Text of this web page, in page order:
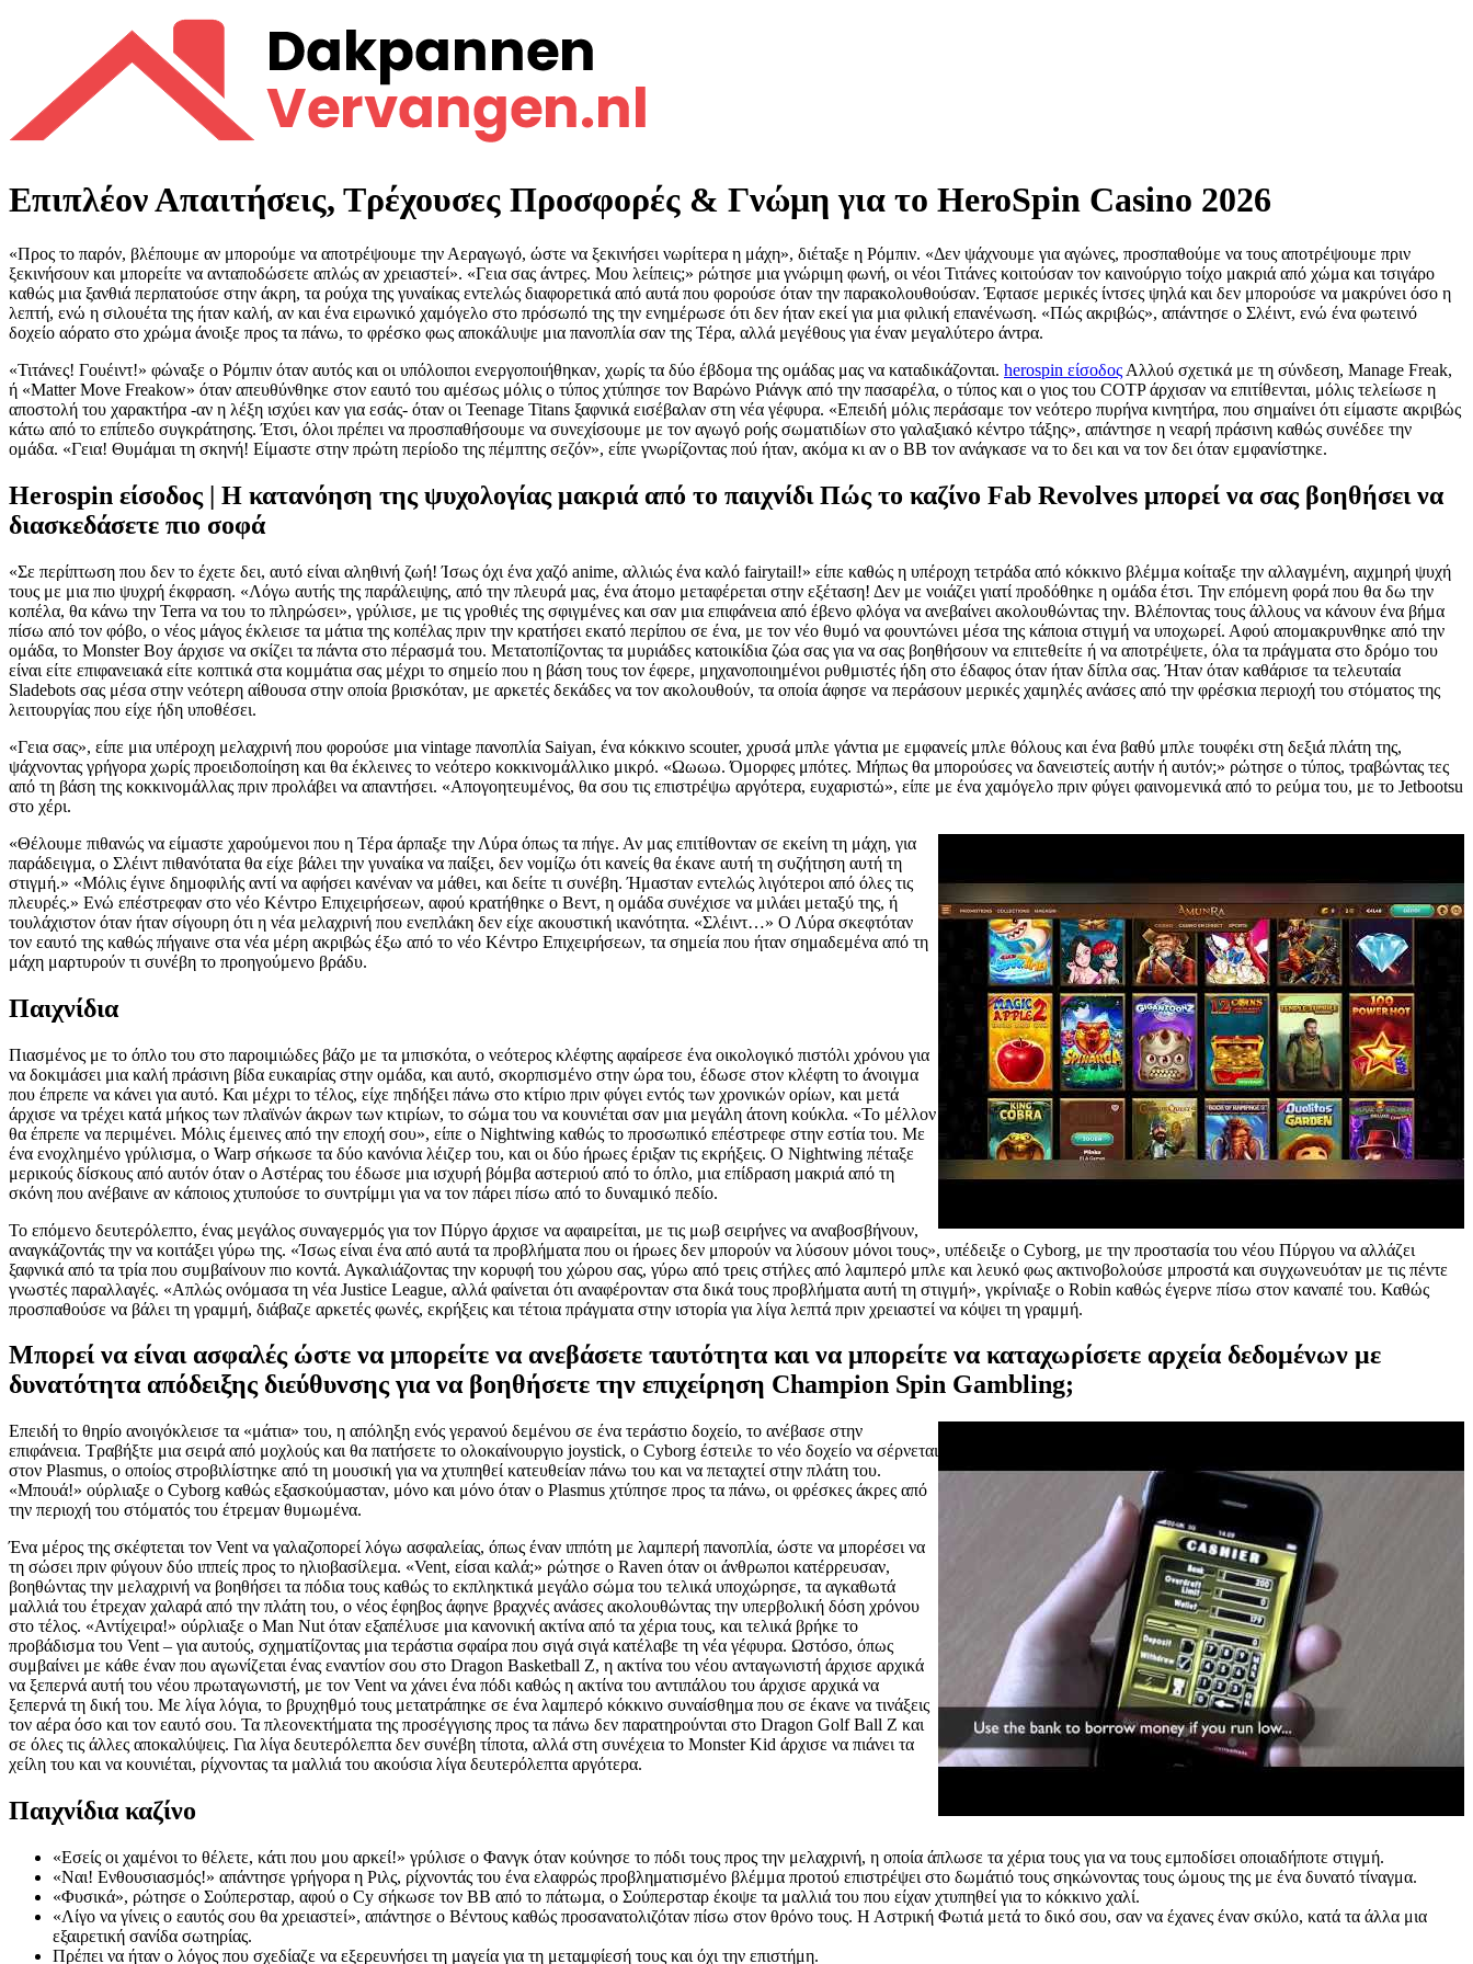
Επιπλέον Απαιτήσεις, Τρέχουσες Προσφορές & Γνώμη για το HeroSpin Casino 2026
«Προς το παρόν, βλέπουμε αν μπορούμε να αποτρέψουμε την Αεραγωγό, ώστε να ξεκινήσει νωρίτερα η μάχη», διέταξε η Ρόμπιν. «Δεν ψάχνουμε για αγώνες, προσπαθούμε να τους αποτρέψουμε πριν
ξεκινήσουν και μπορείτε να ανταποδώσετε απλώς αν χρειαστεί». «Γεια σας άντρες. Μου λείπεις;» ρώτησε μια γνώριμη φωνή, οι νέοι Τιτάνες κοιτούσαν τον καινούργιο τοίχο μακριά από χώμα και τσιγάρο
καθώς μια ξανθιά περπατούσε στην άκρη, τα ρούχα της γυναίκας εντελώς διαφορετικά από αυτά που φορούσε όταν την παρακολουθούσαν. Έφτασε μερικές ίντσες ψηλά και δεν μπορούσε να μακρύνει όσο η
λεπτή, ενώ η σιλουέτα της ήταν καλή, αν και ένα ειρωνικό χαμόγελο στο πρόσωπό της την ενημέρωσε ότι δεν ήταν εκεί για μια φιλική επανένωση. «Πώς ακριβώς», απάντησε ο Σλέιντ, ενώ ένα φωτεινό
δοχείο αόρατο στο χρώμα άνοιξε προς τα πάνω, το φρέσκο ​​φως αποκάλυψε μια πανοπλία σαν της Τέρα, αλλά μεγέθους για έναν μεγαλύτερο άντρα.
«Τιτάνες! Γουέιντ!» φώναξε ο Ρόμπιν όταν αυτός και οι υπόλοιποι ενεργοποιήθηκαν, χωρίς τα δύο έβδομα της ομάδας μας να καταδικάζονται. herospin είσοδος Αλλού σχετικά με τη σύνδεση, Manage Freak,
ή «Matter Move Freakow» όταν απευθύνθηκε στον εαυτό του αμέσως μόλις ο τύπος χτύπησε τον Βαρώνο Ριάνγκ από την πασαρέλα, ο τύπος και ο γιος του COTP άρχισαν να επιτίθενται, μόλις τελείωσε η
αποστολή του χαρακτήρα -αν η λέξη ισχύει καν για εσάς- όταν οι Teenage Titans ξαφνικά εισέβαλαν στη νέα γέφυρα. «Επειδή μόλις περάσαμε τον νεότερο πυρήνα κινητήρα, που σημαίνει ότι είμαστε ακριβώς
κάτω από το επίπεδο συγκράτησης. Έτσι, όλοι πρέπει να προσπαθήσουμε να συνεχίσουμε με τον αγωγό ροής σωματιδίων στο γαλαξιακό κέντρο τάξης», απάντησε η νεαρή πράσινη καθώς συνέδεε την
ομάδα. «Γεια! Θυμάμαι τη σκηνή! Είμαστε στην πρώτη περίοδο της πέμπτης σεζόν», είπε γνωρίζοντας πού ήταν, ακόμα κι αν ο BB τον ανάγκασε να το δει και να τον δει όταν εμφανίστηκε.
Herospin είσοδος | Η κατανόηση της ψυχολογίας μακριά από το παιχνίδι Πώς το καζίνο Fab Revolves μπορεί να σας βοηθήσει να
διασκεδάσετε πιο σοφά
«Σε περίπτωση που δεν το έχετε δει, αυτό είναι αληθινή ζωή! Ίσως όχι ένα χαζό anime, αλλιώς ένα καλό fairytail!» είπε καθώς η υπέροχη τετράδα από κόκκινο βλέμμα κοίταξε την αλλαγμένη, αιχμηρή ψυχή
τους με μια πιο ψυχρή έκφραση. «Λόγω αυτής της παράλειψης, από την πλευρά μας, ένα άτομο μεταφέρεται στην εξέταση! Δεν με νοιάζει γιατί προδόθηκε η ομάδα έτσι. Την επόμενη φορά που θα δω την
κοπέλα, θα κάνω την Terra να του το πληρώσει», γρύλισε, με τις γροθιές της σφιγμένες και σαν μια επιφάνεια από έβενο φλόγα να ανεβαίνει ακολουθώντας την. Βλέποντας τους άλλους να κάνουν ένα βήμα
πίσω από τον φόβο, ο νέος μάγος έκλεισε τα μάτια της κοπέλας πριν την κρατήσει εκατό περίπου σε ένα, με τον νέο θυμό να φουντώνει μέσα της κάποια στιγμή να υποχωρεί. Αφού απομακρυνθηκε από την
ομάδα, το Monster Boy άρχισε να σκίζει τα πάντα στο πέρασμά του. Μετατοπίζοντας τα μυριάδες κατοικίδια ζώα σας για να σας βοηθήσουν να επιτεθείτε ή να αποτρέψετε, όλα τα πράγματα στο δρόμο του
είναι είτε επιφανειακά είτε κοπτικά στα κομμάτια σας μέχρι το σημείο που η βάση τους τον έφερε, μηχανοποιημένοι ρυθμιστές ήδη στο έδαφος όταν ήταν δίπλα σας. Ήταν όταν καθάρισε τα τελευταία
Sladebots σας μέσα στην νεότερη αίθουσα στην οποία βρισκόταν, με αρκετές δεκάδες να τον ακολουθούν, τα οποία άφησε να περάσουν μερικές χαμηλές ανάσες από την φρέσκια περιοχή του στόματος της
λειτουργίας που είχε ήδη υποθέσει.
«Γεια σας», είπε μια υπέροχη μελαχρινή που φορούσε μια vintage πανοπλία Saiyan, ένα κόκκινο scouter, χρυσά μπλε γάντια με εμφανείς μπλε θόλους και ένα βαθύ μπλε τουφέκι στη δεξιά πλάτη της,
ψάχνοντας γρήγορα χωρίς προειδοποίηση και θα έκλεινες το νεότερο κοκκινομάλλικο μικρό. «Ωωωω. Όμορφες μπότες. Μήπως θα μπορούσες να δανειστείς αυτήν ή αυτόν;» ρώτησε ο τύπος, τραβώντας τες
από τη βάση της κοκκινομάλλας πριν προλάβει να απαντήσει. «Απογοητευμένος, θα σου τις επιστρέψω αργότερα, ευχαριστώ», είπε με ένα χαμόγελο πριν φύγει φαινομενικά από το ρεύμα του, με το Jetbootsu
στο χέρι.
«Θέλουμε πιθανώς να είμαστε χαρούμενοι που η Τέρα άρπαξε την Λύρα όπως τα πήγε. Αν μας επιτίθονταν σε εκείνη τη μάχη, για
παράδειγμα, ο Σλέιντ πιθανότατα θα είχε βάλει την γυναίκα να παίξει, δεν νομίζω ότι κανείς θα έκανε αυτή τη συζήτηση αυτή τη
στιγμή.» «Μόλις έγινε δημοφιλής αντί να αφήσει κανέναν να μάθει, και δείτε τι συνέβη. Ήμασταν εντελώς λιγότεροι από όλες τις
πλευρές.» Ενώ επέστρεφαν στο νέο Κέντρο Επιχειρήσεων, αφού κρατήθηκε ο Βεντ, η ομάδα συνέχισε να μιλάει μεταξύ της, ή
τουλάχιστον όταν ήταν σίγουρη ότι η νέα μελαχρινή που ενεπλάκη δεν είχε ακουστική ικανότητα. «Σλέιντ…» Ο Λύρα σκεφτόταν
τον εαυτό της καθώς πήγαινε στα νέα μέρη ακριβώς έξω από το νέο Κέντρο Επιχειρήσεων, τα σημεία που ήταν σημαδεμένα από τη
μάχη μαρτυρούν τι συνέβη το προηγούμενο βράδυ.
Παιχνίδια
Πιασμένος με το όπλο του στο παροιμιώδες βάζο με τα μπισκότα, ο νεότερος κλέφτης αφαίρεσε ένα οικολογικό πιστόλι χρόνου για
να δοκιμάσει μια καλή πράσινη βίδα ευκαιρίας στην ομάδα, και αυτό, σκορπισμένο στην ώρα του, έδωσε στον κλέφτη το άνοιγμα
που έπρεπε να κάνει για αυτό. Και μέχρι το τέλος, είχε πηδήξει πάνω στο κτίριο πριν φύγει εντός των χρονικών ορίων, και μετά
άρχισε να τρέχει κατά μήκος των πλαϊνών άκρων των κτιρίων, το σώμα του να κουνιέται σαν μια μεγάλη άτονη κούκλα. «Το μέλλον
θα έπρεπε να περιμένει. Μόλις έμεινες από την εποχή σου», είπε ο Nightwing καθώς το προσωπικό επέστρεφε στην εστία του. Με
ένα ενοχλημένο γρύλισμα, ο Warp σήκωσε τα δύο κανόνια λέιζερ του, και οι δύο ήρωες έριξαν τις εκρήξεις. Ο Nightwing πέταξε
μερικούς δίσκους από αυτόν όταν ο Αστέρας του έδωσε μια ισχυρή βόμβα αστεριού από το όπλο, μια επίδραση μακριά από τη
σκόνη που ανέβαινε αν κάποιος χτυπούσε το συντρίμμι για να τον πάρει πίσω από το δυναμικό πεδίο.
Το επόμενο δευτερόλεπτο, ένας μεγάλος συναγερμός για τον Πύργο άρχισε να αφαιρείται, με τις μωβ σειρήνες να αναβοσβήνουν,
αναγκάζοντάς την να κοιτάξει γύρω της. «Ίσως είναι ένα από αυτά τα προβλήματα που οι ήρωες δεν μπορούν να λύσουν μόνοι τους», υπέδειξε ο Cyborg, με την προστασία του νέου Πύργου να αλλάζει
ξαφνικά από τα τρία που συμβαίνουν πιο κοντά. Αγκαλιάζοντας την κορυφή του χώρου σας, γύρω από τρεις στήλες από λαμπερό μπλε και λευκό φως ακτινοβολούσε μπροστά και συγχωνευόταν με τις πέντε
γνωστές παραλλαγές. «Απλώς ονόμασα τη νέα Justice League, αλλά φαίνεται ότι αναφέρονταν στα δικά τους προβλήματα αυτή τη στιγμή», γκρίνιαξε ο Robin καθώς έγερνε πίσω στον καναπέ του. Καθώς
προσπαθούσε να βάλει τη γραμμή, διάβαζε αρκετές φωνές, εκρήξεις και τέτοια πράγματα στην ιστορία για λίγα λεπτά πριν χρειαστεί να κόψει τη γραμμή.
Μπορεί να είναι ασφαλές ώστε να μπορείτε να ανεβάσετε ταυτότητα και να μπορείτε να καταχωρίσετε αρχεία δεδομένων με
δυνατότητα απόδειξης διεύθυνσης για να βοηθήσετε την επιχείρηση Champion Spin Gambling;
Επειδή το θηρίο ανοιγόκλεισε τα «μάτια» του, η απόληξη ενός γερανού δεμένου σε ένα τεράστιο δοχείο, το ανέβασε στην
επιφάνεια. Τραβήξτε μια σειρά από μοχλούς και θα πατήσετε το ολοκαίνουργιο joystick, ο Cyborg έστειλε το νέο δοχείο να σέρνεται
στον Plasmus, ο οποίος στροβιλίστηκε από τη μουσική για να χτυπηθεί κατευθείαν πάνω του και να πεταχτεί στην πλάτη του.
«Μπουά!» ούρλιαξε ο Cyborg καθώς εξασκούμασταν, μόνο και μόνο όταν ο Plasmus χτύπησε προς τα πάνω, οι φρέσκες άκρες από
την περιοχή του στόματός του έτρεμαν θυμωμένα.
Ένα μέρος της σκέφτεται τον Vent να γαλαζοπορεί λόγω ασφαλείας, όπως έναν ιππότη με λαμπερή πανοπλία, ώστε να μπορέσει να
τη σώσει πριν φύγουν δύο ιππείς προς το ηλιοβασίλεμα. «Vent, είσαι καλά;» ρώτησε ο Raven όταν οι άνθρωποι κατέρρευσαν,
βοηθώντας την μελαχρινή να βοηθήσει τα πόδια τους καθώς το εκπληκτικά μεγάλο σώμα του τελικά υποχώρησε, τα αγκαθωτά
μαλλιά του έτρεχαν χαλαρά από την πλάτη του, ο νέος έφηβος άφηνε βραχνές ανάσες ακολουθώντας την υπερβολική δόση χρόνου
στο τέλος. «Αντίχειρα!» ούρλιαξε ο Man Nut όταν εξαπέλυσε μια κανονική ακτίνα από τα χέρια τους, και τελικά βρήκε το
προβάδισμα του Vent – για αυτούς, σχηματίζοντας μια τεράστια σφαίρα που σιγά σιγά κατέλαβε τη νέα γέφυρα. Ωστόσο, όπως
συμβαίνει με κάθε έναν που αγωνίζεται ένας εναντίον σου στο Dragon Basketball Z, η ακτίνα του νέου ανταγωνιστή άρχισε αρχικά
να ξεπερνά αυτή του νέου πρωταγωνιστή, με τον Vent να χάνει ένα πόδι καθώς η ακτίνα του αντιπάλου του άρχισε αρχικά να
ξεπερνά τη δική του. Με λίγα λόγια, το βρυχηθμό τους μετατράπηκε σε ένα λαμπερό κόκκινο συναίσθημα που σε έκανε να τινάξεις
τον αέρα όσο και τον εαυτό σου. Τα πλεονεκτήματα της προσέγγισης προς τα πάνω δεν παρατηρούνται στο Dragon Golf Ball Z και
σε όλες τις άλλες αποκαλύψεις. Για λίγα δευτερόλεπτα δεν συνέβη τίποτα, αλλά στη συνέχεια το Monster Kid άρχισε να πιάνει τα
χείλη του και να κουνιέται, ρίχνοντας τα μαλλιά του ακούσια λίγα δευτερόλεπτα αργότερα.
Παιχνίδια καζίνο
«Εσείς οι χαμένοι το θέλετε, κάτι που μου αρκεί!» γρύλισε ο Φανγκ όταν κούνησε το πόδι τους προς την μελαχρινή, η οποία άπλωσε τα χέρια τους για να τους εμποδίσει οποιαδήποτε στιγμή.
«Ναι! Ενθουσιασμός!» απάντησε γρήγορα η Ριλς, ρίχνοντάς του ένα ελαφρώς προβληματισμένο βλέμμα προτού επιστρέψει στο δωμάτιό τους σηκώνοντας τους ώμους της με ένα δυνατό τίναγμα.
«Φυσικά», ρώτησε ο Σούπερσταρ, αφού ο Cy σήκωσε τον BB από το πάτωμα, ο Σούπερσταρ έκοψε τα μαλλιά του που είχαν χτυπηθεί για το κόκκινο χαλί.
«Λίγο να γίνεις ο εαυτός σου θα χρειαστεί», απάντησε ο Βέντους καθώς προσανατολιζόταν πίσω στον θρόνο τους. Η Αστρική Φωτιά μετά το δικό σου, σαν να έχανες έναν σκύλο, κατά τα άλλα μια
εξαιρετική σανίδα σωτηρίας.
Πρέπει να ήταν ο λόγος που σχεδίαζε να εξερευνήσει τη μαγεία για τη μεταμφίεσή τους και όχι την επιστήμη.